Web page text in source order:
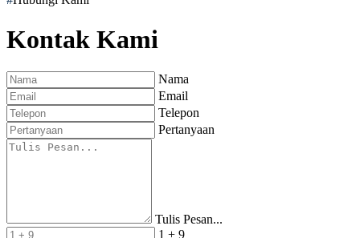
Kontak Kami
Nama
Email
Telepon
Pertanyaan
Tulis Pesan...
1 + 9